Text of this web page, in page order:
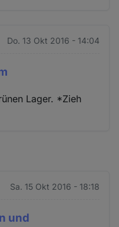
Do. 13 Okt 2016 - 14:04
Lager. *Zieh
Sa. 15 Okt 2016 - 18:18
und